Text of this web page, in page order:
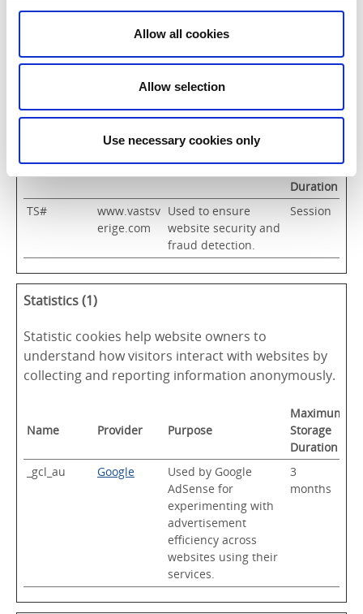
Allow all cookies
Allow selection
Use necessary cookies only
Preference cookies enable a website to remember
behaves or looks, like your preferred language or
the region that you are in.
Name Provider Purpose
Storage
Duration
TS#
www.vastsv
erige.com
Used to ensure
website security and
fraud detection.
Session
Statistics (1)
Statistic cookies help website owners to
understand how visitors interact with websites by
collecting and reporting information anonymously.
Name Provider Purpose
Maximum
Storage
Duration
_gcl_au
Google
Used by Google
AdSense for
experimenting with
advertisement
efficiency across
websites using their
services.
3
months